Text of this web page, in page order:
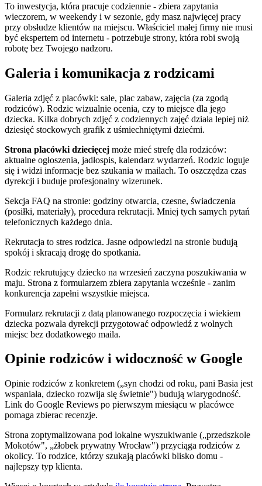
To inwestycja, która pracuje codziennie - zbiera zapytania
wieczorem, w weekendy i w sezonie, gdy masz najwięcej pracy
przy obsłudze klientów na miejscu. Właściciel małej firmy nie musi
być ekspertem od internetu - potrzebuje strony, która robi swoją
robotę bez Twojego nadzoru.
Galeria i komunikacja z rodzicami
Galeria zdjęć z placówki: sale, plac zabaw, zajęcia (za zgodą
rodziców). Rodzic wizualnie ocenia, czy to miejsce dla jego
dziecka. Kilka dobrych zdjęć z codziennych zajęć działa lepiej niż
dziesięć stockowych grafik z uśmiechniętymi dziećmi.
Strona placówki dziecięcej może mieć strefę dla rodziców:
aktualne ogłoszenia, jadłospis, kalendarz wydarzeń. Rodzic loguje
się i widzi informacje bez szukania w mailach. To oszczędza czas
dyrekcji i buduje profesjonalny wizerunek.
Sekcja FAQ na stronie: godziny otwarcia, czesne, świadczenia
(posiłki, materiały), procedura rekrutacji. Mniej tych samych pytań
telefonicznych każdego dnia.
Rekrutacja to stres rodzica. Jasne odpowiedzi na stronie budują
spokój i skracają drogę do spotkania.
Rodzic rekrutujący dziecko na wrzesień zaczyna poszukiwania w
maju. Strona z formularzem zbiera zapytania wcześnie - zanim
konkurencja zapełni wszystkie miejsca.
Formularz rekrutacji z datą planowanego rozpoczęcia i wiekiem
dziecka pozwala dyrekcji przygotować odpowiedź z wolnych
miejsc bez dodatkowego maila.
Opinie rodziców i widoczność w Google
Opinie rodziców z konkretem („syn chodzi od roku, pani Basia jest
wspaniała, dziecko rozwija się świetnie") budują wiarygodność.
Link do Google Reviews po pierwszym miesiącu w placówce
pomaga zbierac recenzje.
Strona zoptymalizowana pod lokalne wyszukiwanie („przedszkole
Mokotów", „żłobek prywatny Wrocław") przyciąga rodziców z
okolicy. To rodzice, którzy szukają placówki blisko domu -
najlepszy typ klienta.